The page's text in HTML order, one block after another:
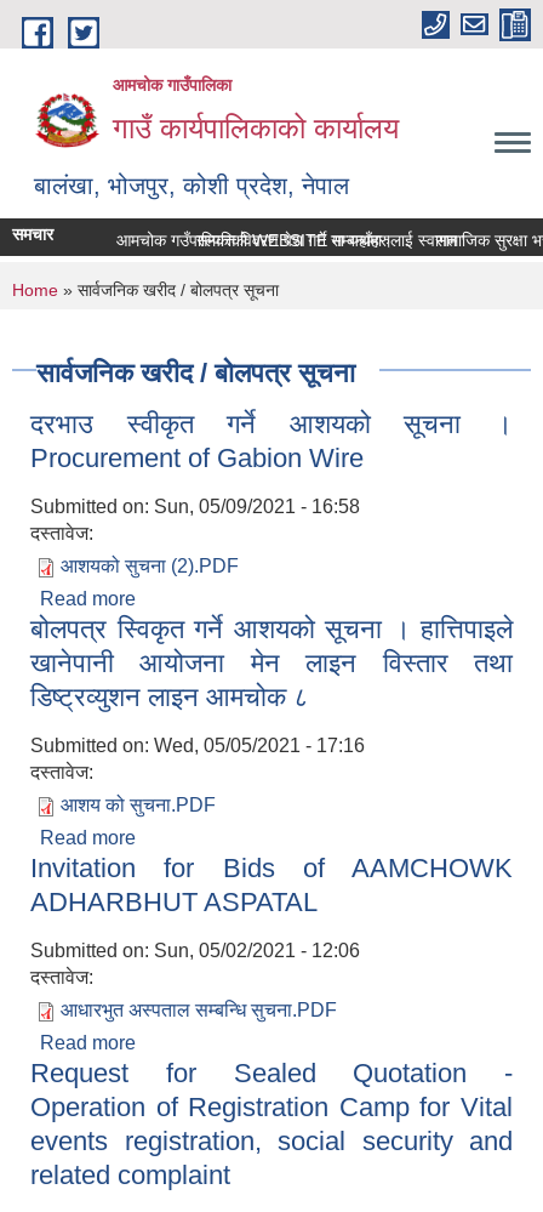
Skip to main content
आमचोक गाउँपालिका
गाउँ कार्यपालिकाको कार्यालय
बालंखा, भोजपुर, कोशी प्रदेश, नेपाल
आमचोक गउँपालिकाको WEBSITE मा यहाँहरुलाई स्वागत छ ।
समचार सम्पत्ति विवरण पेश गर्ने सम्बन्धमा। सामाजिक सुरक्षा
You are here
Home » सार्वजनिक खरीद / बोलपत्र सूचना
सार्वजनिक खरीद / बोलपत्र सूचना
दरभाउ स्वीकृत गर्ने आशयको सूचना ।
Procurement of Gabion Wire
Submitted on: Sun, 05/09/2021 - 16:58
दस्तावेज:
आशयको सुचना (2).PDF
Read more
Procurement of Gabion Wire
बोलपत्र स्विकृत गर्ने आशयको सूचना । हात्तिपाइले
खानेपानी आयोजना मेन लाइन विस्तार तथा
डिष्ट्रव्युशन लाइन आमचोक ८
Submitted on: Wed, 05/05/2021 - 17:16
दस्तावेज:
आशय को सुचना.PDF
Read more
खानेपानी आयोजना मेन लाइन विस्तार तथा डिष्ट्रव्युशन
लाइन आमचोक ८
Invitation for Bids of AAMCHOWK
ADHARBHUT ASPATAL
Submitted on: Sun, 05/02/2021 - 12:06
दस्तावेज:
आधारभुत अस्पताल सम्बन्धि सुचना.PDF
Read more
ADHARBHUT ASPATAL
Request for Sealed Quotation -
Operation of Registration Camp for Vital
events registration, social security and
related complaint